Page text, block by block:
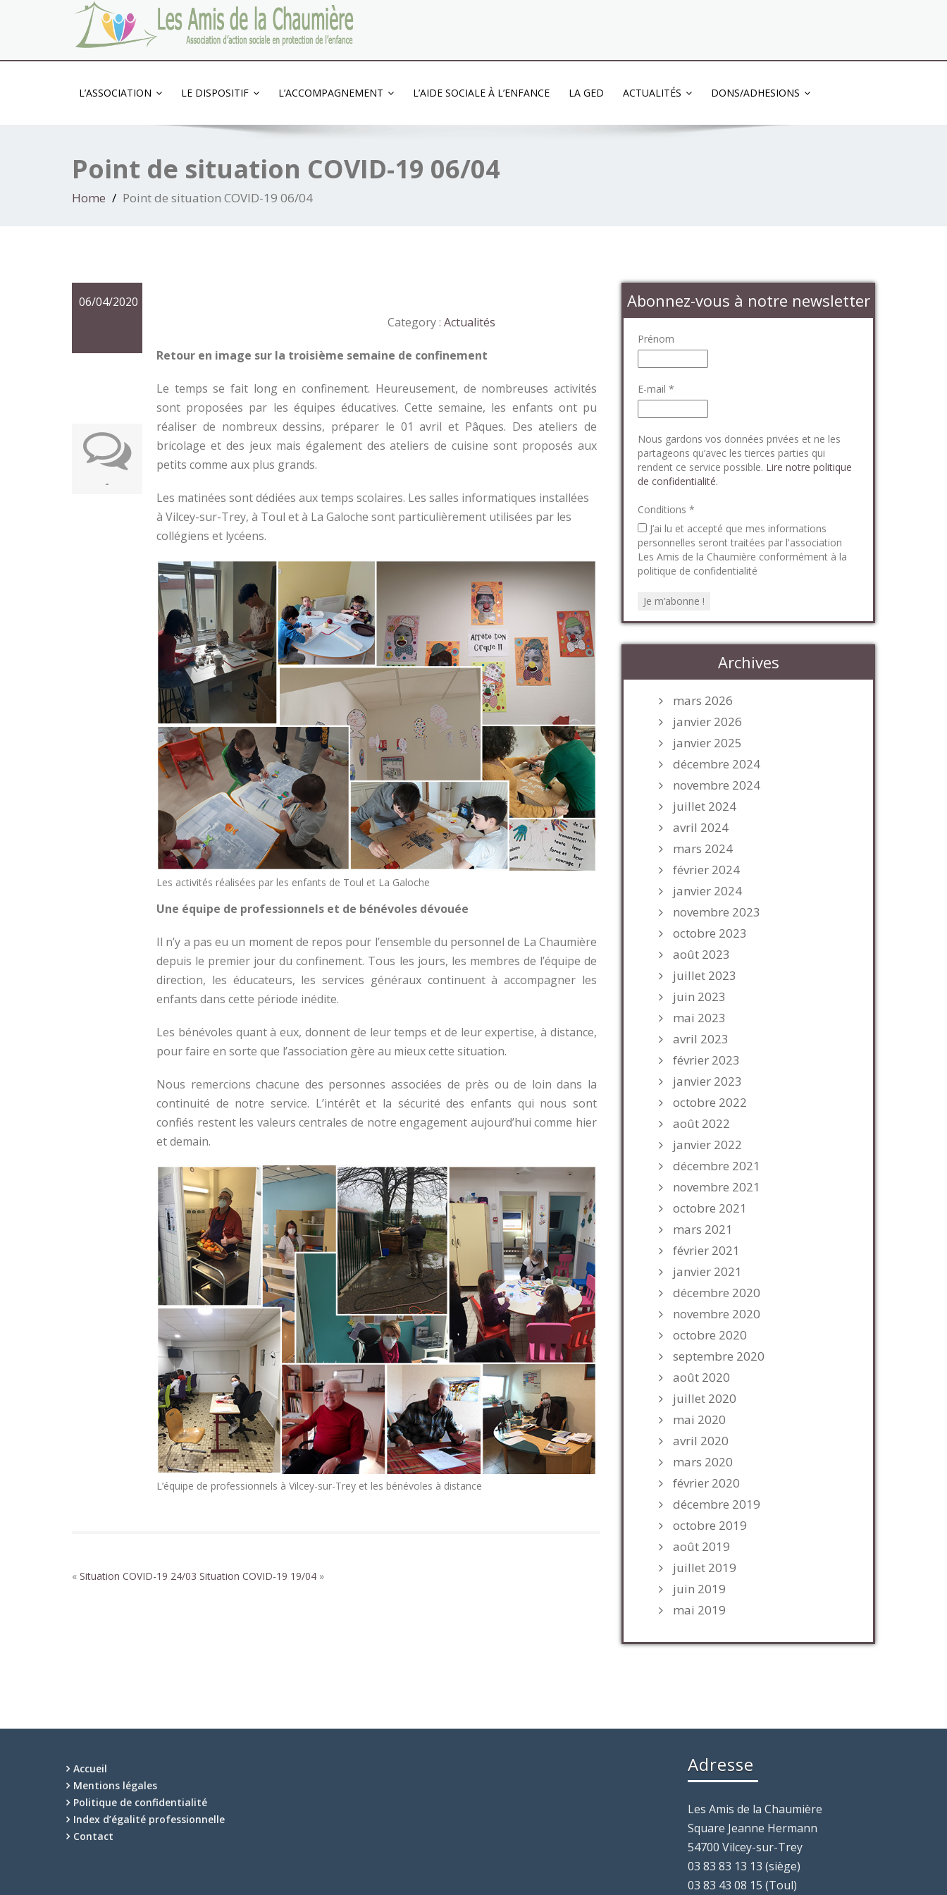
L’ASSOCIATION LE DISPOSITIF L’ACCOMPAGNEMENT L’AIDE SOCIALE À L’ENFANCE LA GED ACTUALITÉS DONS/ADHESIONS
Point de situation COVID-19 06/04
Home Point de situation COVID-19 06/04
06/04/2020
-
Category : Actualités
Retour en image sur la troisième semaine de confinement
Le temps se fait long en confinement. Heureusement, de nombreuses activités
sont proposées par les équipes éducatives. Cette semaine, les enfants ont pu
réaliser de nombreux dessins, préparer le 01 avril et Pâques. Des ateliers de
bricolage et des jeux mais également des ateliers de cuisine sont proposés aux
petits comme aux plus grands.
Les matinées sont dédiées aux temps scolaires. Les salles informatiques installées
à Vilcey-sur-Trey, à Toul et à La Galoche sont particulièrement utilisées par les
collégiens et lycéens.
Les activités réalisées par les enfants de Toul et La Galoche
Une équipe de professionnels et de bénévoles dévouée
Il n’y a pas eu un moment de repos pour l’ensemble du personnel de La Chaumière
depuis le premier jour du confinement. Tous les jours, les membres de l’équipe de
direction, les éducateurs, les services généraux continuent à accompagner les
enfants dans cette période inédite.
Les bénévoles quant à eux, donnent de leur temps et de leur expertise, à distance,
pour faire en sorte que l’association gère au mieux cette situation.
Nous remercions chacune des personnes associées de près ou de loin dans la
continuité de notre service. L’intérêt et la sécurité des enfants qui nous sont
confiés restent les valeurs centrales de notre engagement aujourd’hui comme hier
et demain.
L’équipe de professionnels à Vilcey-sur-Trey et les bénévoles à distance
« Situation COVID-19 24/03 Situation COVID-19 19/04 »
Abonnez-vous à notre newsletter
Prénom
E-mail *
Nous gardons vos données privées et ne les
partageons qu’avec les tierces parties qui
rendent ce service possible. Lire notre politique
de confidentialité.
Conditions *
J’ai lu et accepté que mes informations
personnelles seront traitées par l'association
Les Amis de la Chaumière conformément à la
politique de confidentialité
Archives
mars 2026
janvier 2026
janvier 2025
décembre 2024
novembre 2024
juillet 2024
avril 2024
mars 2024
février 2024
janvier 2024
novembre 2023
octobre 2023
août 2023
juillet 2023
juin 2023
mai 2023
avril 2023
février 2023
janvier 2023
octobre 2022
août 2022
janvier 2022
décembre 2021
novembre 2021
octobre 2021
mars 2021
février 2021
janvier 2021
décembre 2020
novembre 2020
octobre 2020
septembre 2020
août 2020
juillet 2020
mai 2020
avril 2020
mars 2020
février 2020
décembre 2019
octobre 2019
août 2019
juillet 2019
juin 2019
mai 2019
Accueil
Mentions légales
Politique de confidentialité
Index d’égalité professionnelle
Contact
Adresse
Les Amis de la Chaumière
Square Jeanne Hermann
54700 Vilcey-sur-Trey
03 83 83 13 13 (siège)
03 83 43 08 15 (Toul)